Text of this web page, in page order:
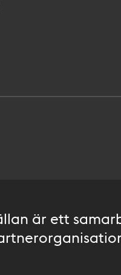
är ett